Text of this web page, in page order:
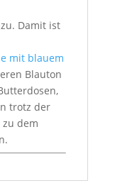
Damit ist
mit blauem
Blauton
trotz der
dem